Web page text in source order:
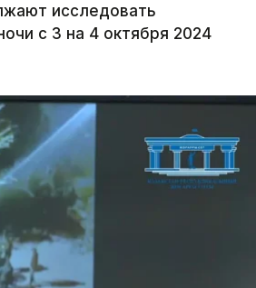
исследовать
с 3 на 4 октября 2024